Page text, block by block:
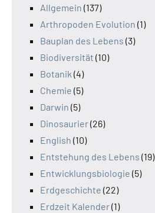
Allgemein (137)
Arthropoden Evolution (1)
Bauplan des Lebens (3)
Biodiversität (10)
Botanik (4)
Chemie (5)
Darwin (5)
Dinosaurier(26)
English (10)
Entstehung des Lebens (19)
Entwicklungsbiologie (5)
Erdgeschichte (22)
Erdzeit Kalender(1)